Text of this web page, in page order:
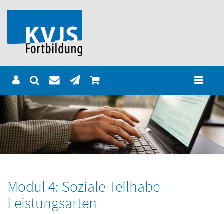
Modul 4: Soziale Teilhabe –
Leistungsarten